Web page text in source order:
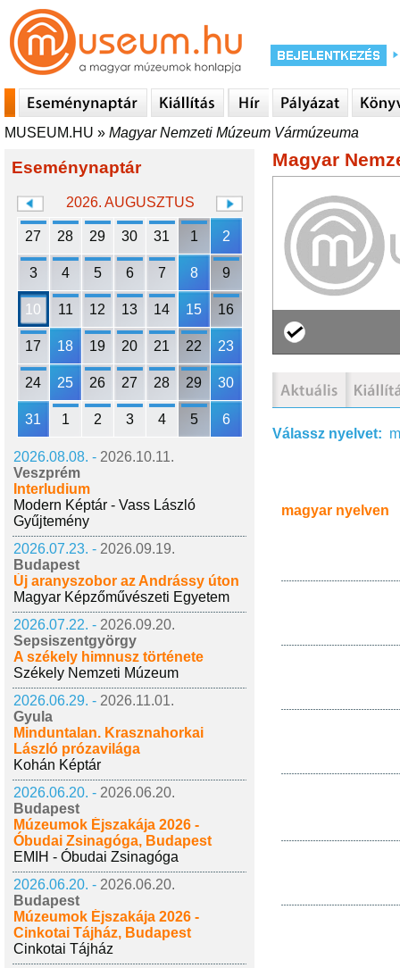
MUSEUM.HU » Magyar Nemzeti Múzeum Vármúzeuma
Eseménynaptár
2026. AUGUSZTUS
27 28 29 30 31 1 2
3 4 5 6 7 8 9
10 11 12 13 14 15 16
17 18 19 20 21 22 23
24 25 26 27 28 29 30
31 1 2 3 4 5 6
2026.08.08. - 2026.10.11.
Veszprém
Interludium
Modern Képtár - Vass László
Gyűjtemény
2026.07.23. - 2026.09.19.
Budapest
Új aranyszobor az Andrássy úton
Magyar Képzőművészeti Egyetem
2026.07.22. - 2026.09.20.
Sepsiszentgyörgy
A székely himnusz története
Székely Nemzeti Múzeum
2026.06.29. - 2026.11.01.
Gyula
Minduntalan. Krasznahorkai
László prózavilága
Kohán Képtár
2026.06.20. - 2026.06.20.
Budapest
Múzeumok Éjszakája 2026 -
Óbudai Zsinagóga, Budapest
EMIH - Óbudai Zsinagóga
2026.06.20. - 2026.06.20.
Budapest
Múzeumok Éjszakája 2026 -
Cinkotai Tájház, Budapest
Cinkotai Tájház
Magyar
Válassz nyelvet:
magyar nyelven